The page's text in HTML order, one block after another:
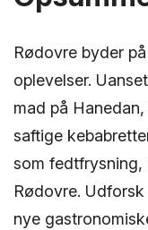
Rødovre byder
oplevelser.
mad på
saftige
som fedtfrysning,
Rødovre.
nye